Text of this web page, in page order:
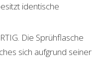
identische
Die Sprühflasche
sich aufgrund seiner